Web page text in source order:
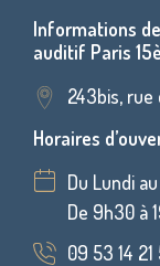
Informations
auditif Paris
243bis, rue
Horaires
Du Lundi
De 9h30 à
09 53 14 21